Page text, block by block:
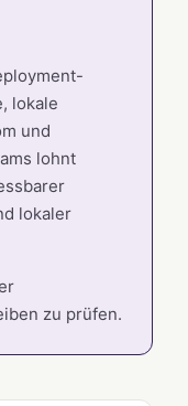
lokale
und
lohnt
lokaler
zu prüfen.